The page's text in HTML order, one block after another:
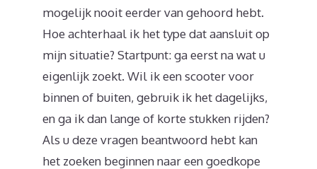
mogelijk nooit eerder van gehoord hebt.
Hoe achterhaal ik het type dat aansluit op
mijn situatie? Startpunt: ga eerst na wat u
eigenlijk zoekt. Wil ik een scooter voor
binnen of buiten, gebruik ik het dagelijks,
en ga ik dan lange of korte stukken rijden?
Als u deze vragen beantwoord hebt kan
het zoeken beginnen naar een goedkope